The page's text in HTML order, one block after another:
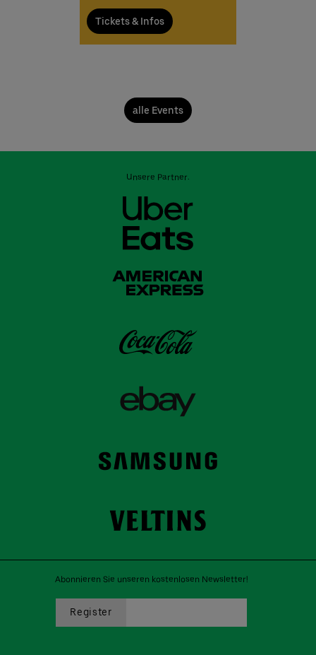
Tickets & Infos
alle Events
Unsere Partner:
Abonnieren Sie unseren kostenlosen Newsletter!